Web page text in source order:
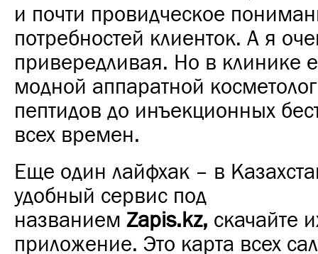
и почти провидческое
потребностей клиенток. А я
привередливая. Но в клинике
модной аппаратной
пептидов до инъекционных
всех времен.
Еще один лайфхак – в
удобный сервис под
названием Zapis.kz, скачайте
приложение. Это карта всех